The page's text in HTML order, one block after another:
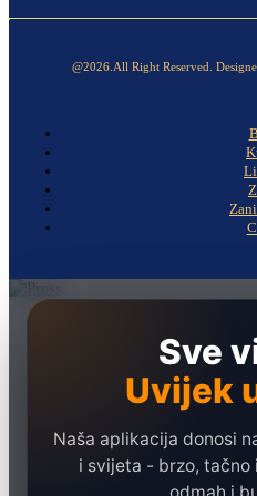
@2026.All Right Reserved.
Sve
Uvijek
Naša aplikacija donosi
i svijeta - brzo, tačno
Ekonomija